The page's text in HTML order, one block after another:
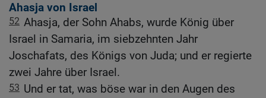
Ahasja von Israel
52 Ahasja, der Sohn Ahabs, wurde König über
Israel in Samaria, im siebzehnten Jahr
Joschafats, des Königs von Juda; und er regierte
zwei Jahre über Israel.
53 Und er tat, was böse war in den Augen des